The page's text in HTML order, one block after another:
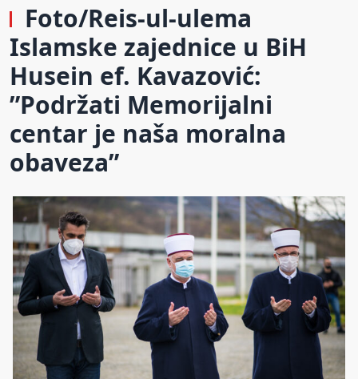
Foto/Reis-ul-ulema
Islamske zajednice u BiH
Husein ef. Kavazović:
”Podržati Memorijalni
centar je naša moralna
obaveza”